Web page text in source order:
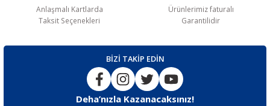
Anlaşmalı Kartlarda
Taksit Seçenekleri
Ürünlerimiz faturalı
Garantilidir
BİZİ TAKİP EDİN
Deha’nızla Kazanacaksınız!